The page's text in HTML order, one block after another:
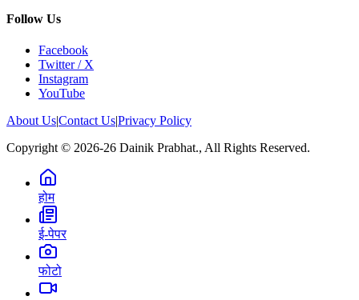
Follow Us
Facebook
Twitter / X
Instagram
YouTube
About Us|Contact Us|Privacy Policy
Copyright © 2026-26 Dainik Prabhat., All Rights Reserved.
होम
ई-पेपर
फोटो